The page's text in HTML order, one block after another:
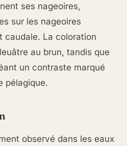
ses nageoires,
sur les nageoires
caudale. La coloration
au brun, tandis que
un contraste marqué
pélagique.
observé dans les eaux